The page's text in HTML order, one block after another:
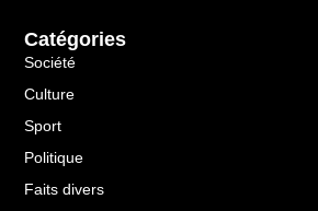
Catégories
Société
Culture
Sport
Politique
Faits divers